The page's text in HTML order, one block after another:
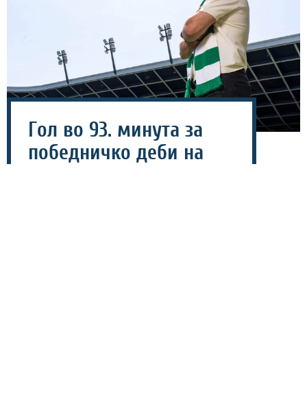
Гол во 93. минута за
победничко деби на